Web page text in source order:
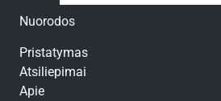
Nuorodos
Pristatymas
Atsiliepimai
Apie